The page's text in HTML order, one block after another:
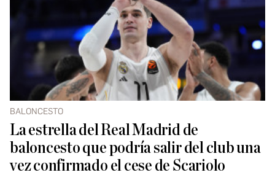
BALONCESTO
La estrella del Real Madrid de
baloncesto que podría salir del club una
vez confirmado el cese de Scariolo